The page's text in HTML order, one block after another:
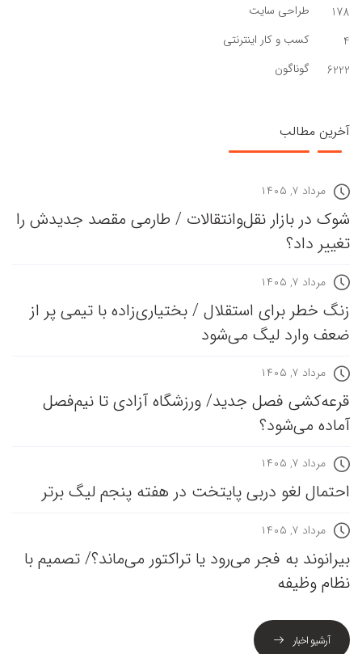
178
طراحی سایت
4
کسب و کار اینترنتی
6222
گوناگون
آخرین مطالب
مرداد ۷, ۱۴۰۵
شوک در بازار نقل‌وانتقالات / طارمی مقصد جدیدش را
تغییر داد؟
مرداد ۷, ۱۴۰۵
زنگ خطر برای استقلال / بختیاری‌زاده با تیمی پر از
ضعف وارد لیگ می‌شود
مرداد ۷, ۱۴۰۵
قرعه‎‌کشی فصل جدید/ ورزشگاه آزادی تا نیم‌فصل
آماده می‌شود؟
مرداد ۷, ۱۴۰۵
احتمال لغو دربی پایتخت در هفته پنجم لیگ برتر
مرداد ۷, ۱۴۰۵
بیرانوند به فجر می‌رود یا تراکتور می‌ماند؟/ تصمیم با
نظام وظیفه
آرشیو اخبار